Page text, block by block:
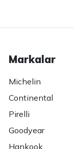
Markalar
Michelin
Continental
Pirelli
Goodyear
Hankook